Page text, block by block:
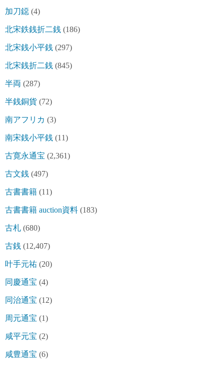
加刀鐚 (4)
北宋鉄銭折二銭 (186)
北宋銭小平銭 (297)
北宋銭折二銭 (845)
半両 (287)
半銭銅貨 (72)
南アフリカ (3)
南宋銭小平銭 (11)
古寛永通宝 (2,361)
古文銭 (497)
古書書籍 (11)
古書書籍 auction資料 (183)
古札 (680)
古銭 (12,407)
叶手元祐 (20)
同慶通宝 (4)
同治通宝 (12)
周元通宝 (1)
咸平元宝 (2)
咸豊通宝 (6)